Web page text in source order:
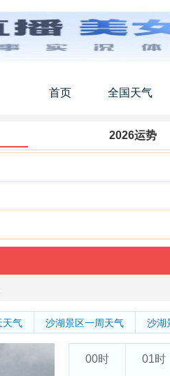
首页 全国天气
2026运势
天气 沙湖景区一周天气 沙湖
00时 01时